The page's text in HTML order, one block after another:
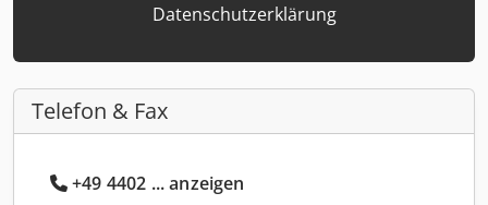
Datenschutzerklärung
Telefon & Fax
+49 4402 ... anzeigen